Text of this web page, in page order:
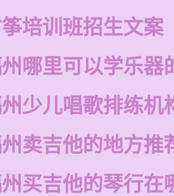
培训班招生文案
哪里可以学乐器
少儿唱歌排练机
卖吉他的地方推
买吉他的琴行在